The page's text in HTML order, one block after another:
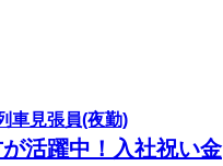
車見張員(夜勤)
活躍中！入社祝い金